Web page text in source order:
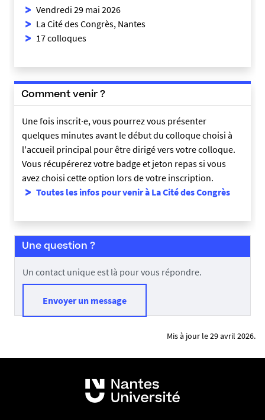
Vendredi 29 mai 2026
La Cité des Congrès, Nantes
17 colloques
Comment venir ?
Une fois inscrit·e, vous pourrez vous présenter
quelques minutes avant le début du colloque choisi à
l'accueil principal pour être dirigé vers votre colloque.
Vous récupérerez votre badge et jeton repas si vous
avez choisi cette option lors de votre inscription.
Toutes les infos pour venir à La Cité des Congrès
Une question ?
Un contact unique est là pour vous répondre.
Envoyer un message
Mis à jour le 29 avril 2026.